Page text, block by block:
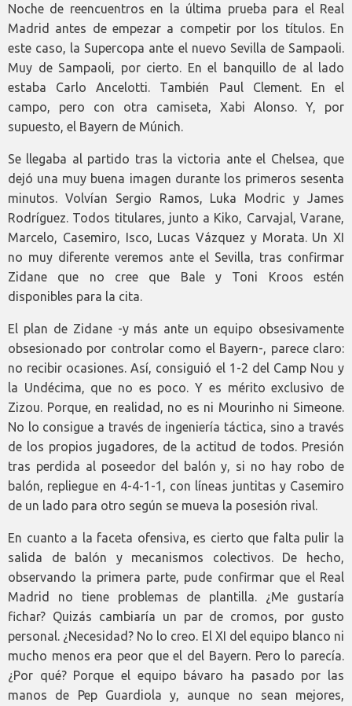
Noche de reencuentros en la última prueba para el Real
Madrid antes de empezar a competir por los títulos. En
este caso, la Supercopa ante el nuevo Sevilla de Sampaoli.
Muy de Sampaoli, por cierto. En el banquillo de al lado
estaba Carlo Ancelotti. También Paul Clement. En el
campo, pero con otra camiseta, Xabi Alonso. Y, por
supuesto, el Bayern de Múnich.
Se llegaba al partido tras la victoria ante el Chelsea, que
dejó una muy buena imagen durante los primeros sesenta
minutos. Volvían Sergio Ramos, Luka Modric y James
Rodríguez. Todos titulares, junto a Kiko, Carvajal, Varane,
Marcelo, Casemiro, Isco, Lucas Vázquez y Morata. Un XI
no muy diferente veremos ante el Sevilla, tras confirmar
Zidane que no cree que Bale y Toni Kroos estén
disponibles para la cita.
El plan de Zidane -y más ante un equipo obsesivamente
obsesionado por controlar como el Bayern-, parece claro:
no recibir ocasiones. Así, consiguió el 1-2 del Camp Nou y
la Undécima, que no es poco. Y es mérito exclusivo de
Zizou. Porque, en realidad, no es ni Mourinho ni Simeone.
No lo consigue a través de ingeniería táctica, sino a través
de los propios jugadores, de la actitud de todos. Presión
tras perdida al poseedor del balón y, si no hay robo de
balón, repliegue en 4-4-1-1, con líneas juntitas y Casemiro
de un lado para otro según se mueva la posesión rival.
En cuanto a la faceta ofensiva, es cierto que falta pulir la
salida de balón y mecanismos colectivos. De hecho,
observando la primera parte, pude confirmar que el Real
Madrid no tiene problemas de plantilla. ¿Me gustaría
fichar? Quizás cambiaría un par de cromos, por gusto
personal. ¿Necesidad? No lo creo. El XI del equipo blanco ni
mucho menos era peor que el del Bayern. Pero lo parecía.
¿Por qué? Porque el equipo bávaro ha pasado por las
manos de Pep Guardiola y, aunque no sean mejores,